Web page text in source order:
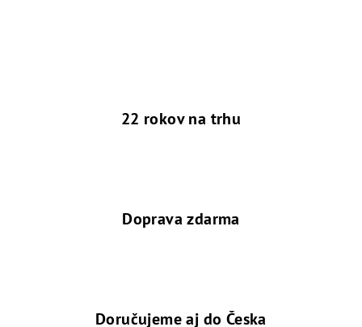
22 rokov na trhu
Doprava zdarma
Doručujeme aj do Česka